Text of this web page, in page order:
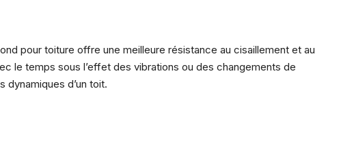
pour toiture offre une meilleure résistance au cisaillement et au
le temps sous l’effet des vibrations ou des changements de
d’un toit.